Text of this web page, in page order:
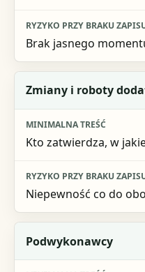
Brak jasnego
Zmiany i roboty
Kto zatwierdza, w
Niepewność co do
Podwykonawcy